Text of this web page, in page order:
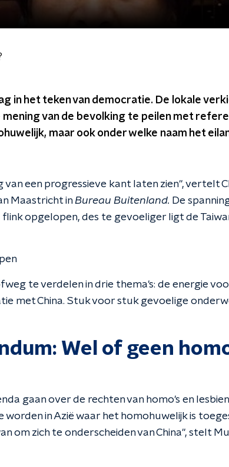
in het teken van democratie. De lokale
mening van de bevolking te peilen met
maar ook onder welke naam het
van een progressieve kant laten zien", vertelt
Maastricht inBureau Buitenland. De
opgelopen, des te gevoeliger ligt de
te verdelen in drie thema's: de energie
met China. Stuk voor stuk gevoelige
Wel of geen
gaan over de rechten van homo's en
in Azië waar het homohuwelijk is
om zich te onderscheiden van China", stelt